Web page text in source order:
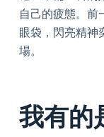
自己的疲態。前
眼袋，閃亮精神
場。
我有的